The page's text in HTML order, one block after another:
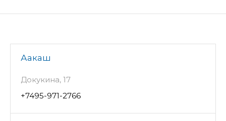
Аакаш
Докукина, 17
+7495-971-2766